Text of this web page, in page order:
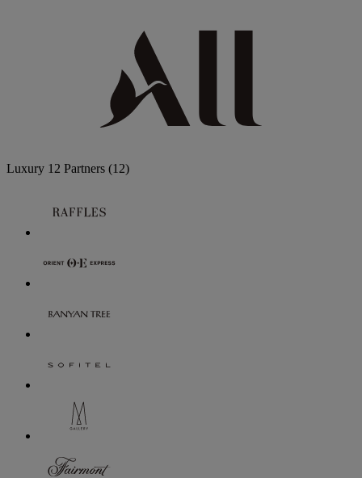
Luxury 12 Partners (12)